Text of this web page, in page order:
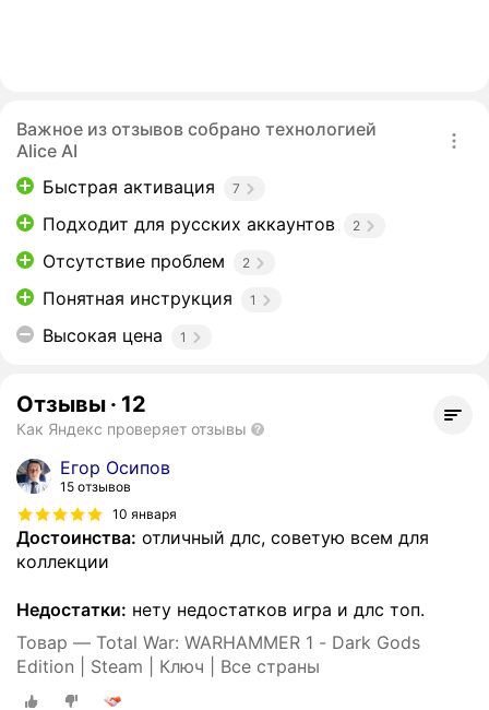
Важное из отзывов собрано технологией
Alice AI
Быстрая активация
7
Подходит для русских аккаунтов 2
Отсутствие проблем 2
Понятная инструкция 1
Высокая цена 1
Отзывы · 12
Как Яндекс проверяет отзывы
Егор Осипов
15 отзывов
10 января
Достоинства: отличный длс, советую всем для
коллекции
Недостатки: нету недостатков игра и длс топ.
Товар — Total War: WARHAMMER 1 - Dark Gods
Edition | Steam | Ключ | Все страны